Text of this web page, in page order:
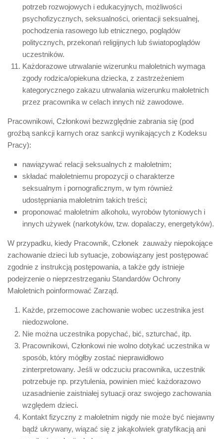
potrzeb rozwojowych i edukacyjnych, możliwości
psychofizycznych, seksualności, orientacji seksualnej,
pochodzenia rasowego lub etnicznego, poglądów
politycznych, przekonań religijnych lub światopoglądów
uczestników.
Każdorazowe utrwalanie wizerunku małoletnich wymaga
zgody rodzica/opiekuna dziecka, z zastrzeżeniem
kategorycznego zakazu utrwalania wizerunku małoletnich
przez pracownika w celach innych niż zawodowe.
Pracownikowi, Członkowi bezwzględnie zabrania się (pod
groźbą sankcji karnych oraz sankcji wynikających z Kodeksu
Pracy):
nawiązywać relacji seksualnych z małoletnim;
składać małoletniemu propozycji o charakterze
seksualnym i pornograficznym, w tym również
udostępniania małoletnim takich treści;
proponować małoletnim alkoholu, wyrobów tytoniowych i
innych używek (narkotyków, tzw. dopalaczy, energetyków).
W przypadku, kiedy Pracownik, Członek zauważy niepokojące
zachowanie dzieci lub sytuacje, zobowiązany jest postępować
zgodnie z instrukcją postępowania, a także gdy istnieje
podejrzenie o nieprzestrzeganiu Standardów Ochrony
Małoletnich poinformować Zarząd.
Każde, przemocowe zachowanie wobec uczestnika jest
niedozwolone.
Nie można uczestnika popychać, bić, szturchać, itp.
Pracownikowi, Członkowi nie wolno dotykać uczestnika w
sposób, który mógłby zostać nieprawidłowo
zinterpretowany. Jeśli w odczuciu pracownika, uczestnik
potrzebuje np. przytulenia, powinien mieć każdorazowo
uzasadnienie zaistniałej sytuacji oraz swojego zachowania
względem dzieci.
Kontakt fizyczny z małoletnim nigdy nie może być niejawny
bądź ukrywany, wiązać się z jakąkolwiek gratyfikacją ani